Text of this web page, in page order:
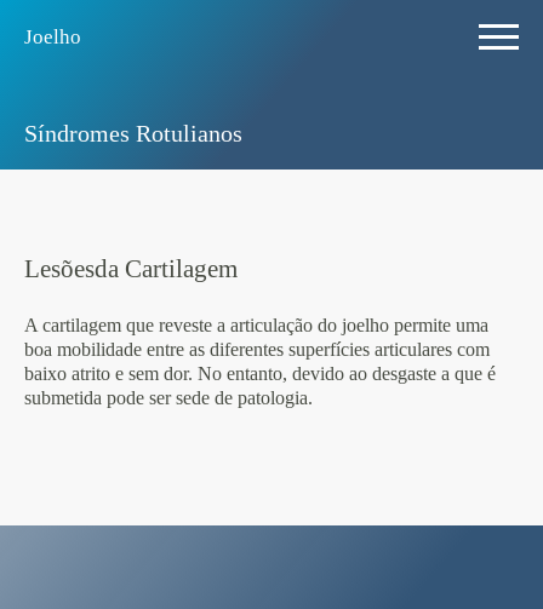
Joelho
Sí­ndromes Rotulianos
Lesõesda Cartilagem
A cartilagem que reveste a articulação do joelho permite uma
boa mobilidade entre as diferentes superfícies articulares com
baixo atrito e sem dor. No entanto, devido ao desgaste a que é
submetida pode ser sede de patologia.